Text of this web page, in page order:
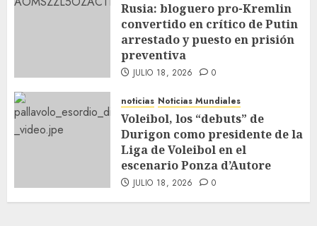
Rusia: bloguero pro-Kremlin
convertido en crítico de Putin
arrestado y puesto en prisión
preventiva
JULIO 18, 2026 0
noticias Noticias Mundiales
Voleibol, los “debuts” de
Durigon como presidente de la
Liga de Voleibol en el
escenario Ponza d’Autore
JULIO 18, 2026 0